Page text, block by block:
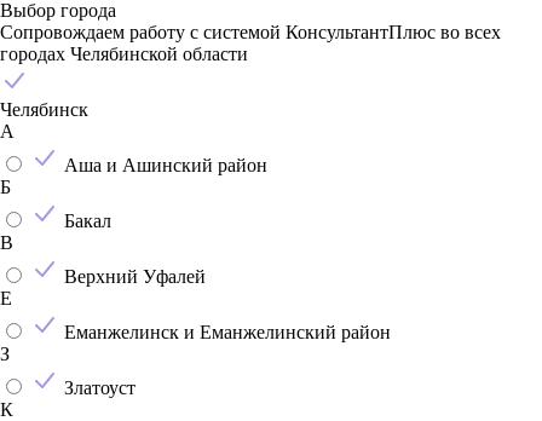
Выбор города
Сопровождаем работу с системой КонсультантПлюс во всех
городах Челябинской области
Челябинск
А
Аша и Ашинский район
Б
Бакал
В
Верхний Уфалей
Е
Еманжелинск и Еманжелинский район
З
Златоуст
К